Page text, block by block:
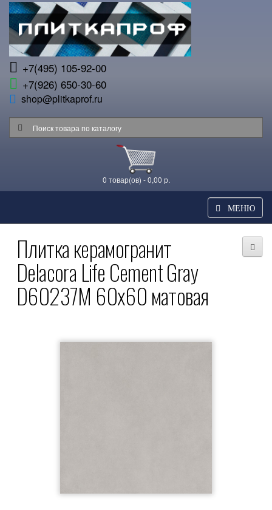
+7(495) 105-92-00
+7(926) 650-30-60
shop@plitkaprof.ru
0 товар(ов) - 0,00 р.
МЕНЮ
Плитка керамогранит
Delacora Life Cement Gray
D60237M 60x60 матовая